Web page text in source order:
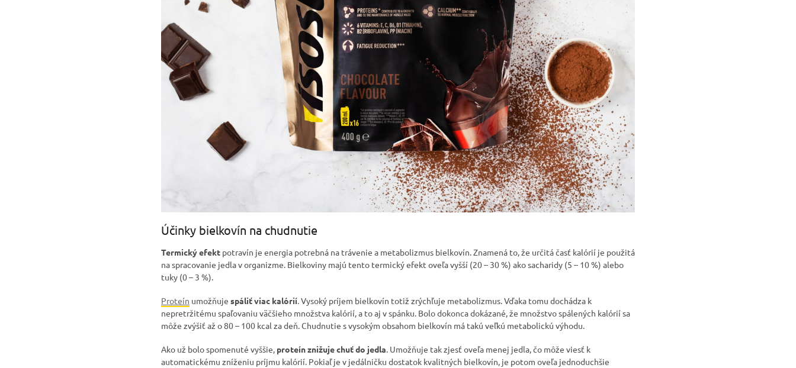
Účinky bielkovín na chudnutie
Termický efekt potravín je energia potrebná na trávenie a metabolizmus bielkovín. Znamená to, že určitá časť kalórií je použitá
na spracovanie jedla v organizme. Bielkoviny majú tento termický efekt oveľa vyšší (20 – 30 %) ako sacharidy (5 – 10 %) alebo
tuky (0 – 3 %).
Proteín umožňuje spáliť viac kalórií. Vysoký príjem bielkovín totiž zrýchľuje metabolizmus. Vďaka tomu dochádza k
nepretržitému spaľovaniu väčšieho množstva kalórií, a to aj v spánku. Bolo dokonca dokázané, že množstvo spálených kalórií sa
môže zvýšiť až o 80 – 100 kcal za deň. Chudnutie s vysokým obsahom bielkovín má takú veľkú metabolickú výhodu.
Ako už bolo spomenuté vyššie, proteín znižuje chuť do jedla. Umožňuje tak zjesť oveľa menej jedla, čo môže viesť k
automatickému zníženiu príjmu kalórií. Pokiaľ je v jedálničku dostatok kvalitných bielkovín, je potom oveľa jednoduchšie